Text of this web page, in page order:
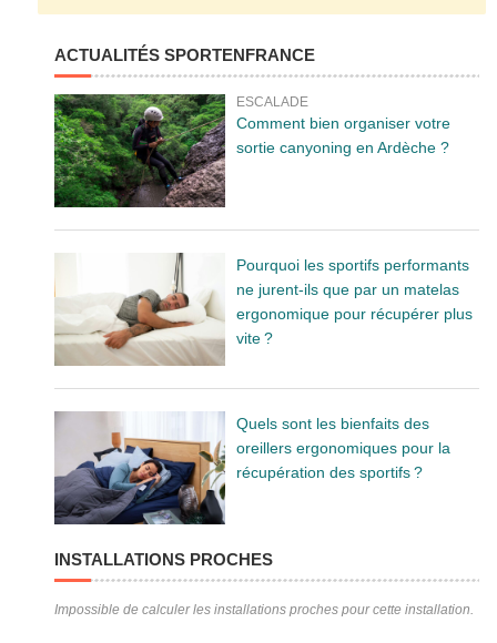
ACTUALITÉS SPORTENFRANCE
ESCALADE
Comment bien organiser votre
sortie canyoning en Ardèche ?
Pourquoi les sportifs performants
ne jurent-ils que par un matelas
ergonomique pour récupérer plus
vite ?
Quels sont les bienfaits des
oreillers ergonomiques pour la
récupération des sportifs ?
INSTALLATIONS PROCHES
Impossible de calculer les installations proches pour cette installation.